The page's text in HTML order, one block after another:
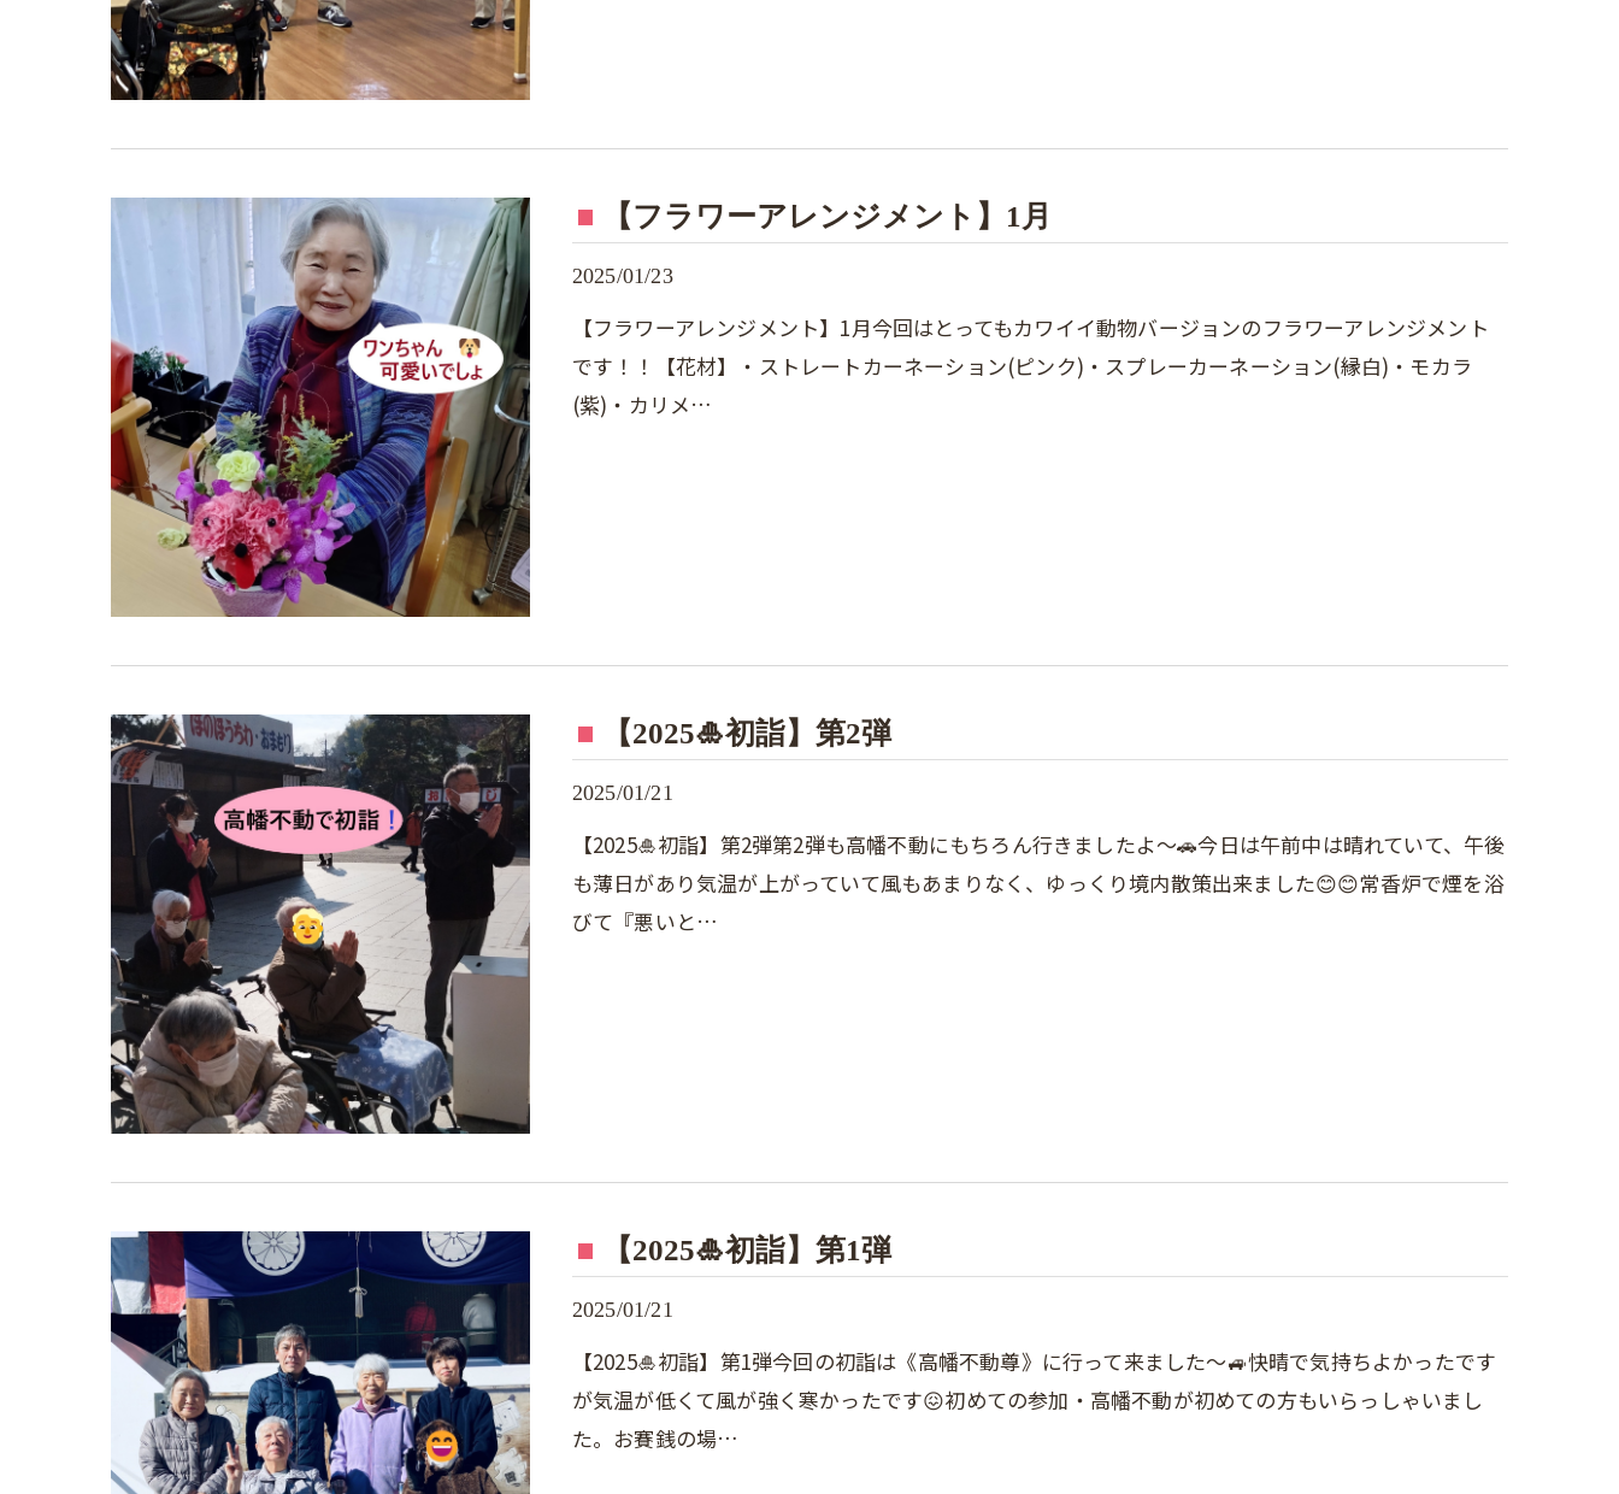
【フラワーアレンジメント】1月
2025/01/23
【フラワーアレンジメント】1月今回はとってもカワイイ動物バージョンのフラワーアレンジメント
です！！【花材】・ストレートカーネーション(ピンク)・スプレーカーネーション(縁白)・モカラ
(紫)・カリメ…
【2025🎍初詣】第2弾
2025/01/21
【2025🎍初詣】第2弾第2弾も高幡不動にもちろん行きましたよ～🚗今日は午前中は晴れていて、午後
も薄日があり気温が上がっていて風もあまりなく、ゆっくり境内散策出来ました😊😊常香炉で煙を浴
びて『悪いと…
【2025🎍初詣】第1弾
2025/01/21
【2025🎍初詣】第1弾今回の初詣は《高幡不動尊》に行って来ました～🚙快晴で気持ちよかったです
が気温が低くて風が強く寒かったです😖初めての参加・高幡不動が初めての方もいらっしゃいまし
た。お賽銭の場…